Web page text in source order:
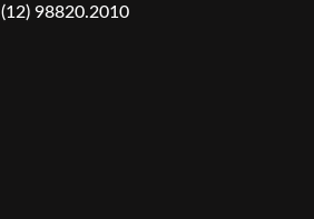
(12) 98820.2010